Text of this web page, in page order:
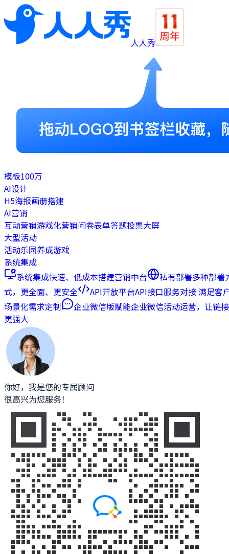
人人秀
模板100万
AI设计
H5海报画册搭建
AI营销
互动营销游戏化营销问卷表单答题投票大屏
大型活动
活动乐园养成游戏
系统集成
系统集成快速、低成本搭建营销中台 私有部署多种部署
式，更全面、更安全
API开放平台API接口服务对接 满足客
场景化需求定制
企业微信版赋能企业微信活动运营，让链接
更强大
你好，我是您的专属顾问
很高兴为您服务！